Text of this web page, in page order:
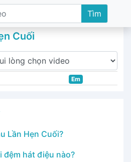
Tìm
Cuối
Em
Lần Hẹn Cuối?
đệm hát điệu nào?